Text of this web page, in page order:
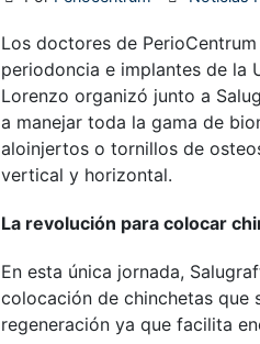
Los doctores de
periodoncia e implantes de la
Lorenzo organizó junto a
a manejar toda la gama de
aloinjertos o tornillos de
vertical y horizontal.
La revolución para colocar
En esta única jornada,
colocación de chinchetas que
regeneración ya que facilita